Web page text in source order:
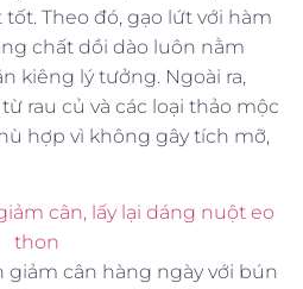
Theo đó, gạo lứt với hàm
chất dồi dào luôn nằm
kiêng lý tưởng. Ngoài ra,
rau củ và các loại thảo mộc
hợp vì không gây tích mỡ,
giảm cân hàng ngày với bún